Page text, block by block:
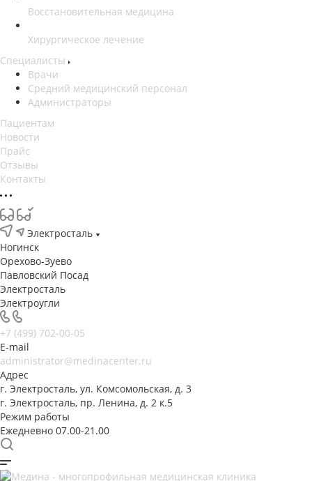
Восстановительная медицина
Хирургическое лечение
Специалисты
Врачи
Средний медицинский персонал
Администраторы
Пациентам
Новости
Прайс
Отзывы
Контакты
Электросталь
Ногинск
Орехово-Зуево
Павловский Посад
Электросталь
Электроугли
+7 (499) 702-00-05
E-mail
administrator@medinacenter.ru
Адрес
г. Электросталь, ул. Комсомольская, д. 3
г. Электросталь, пр. Ленина, д. 2 к.5
Режим работы
Ежедневно 07.00-21.00